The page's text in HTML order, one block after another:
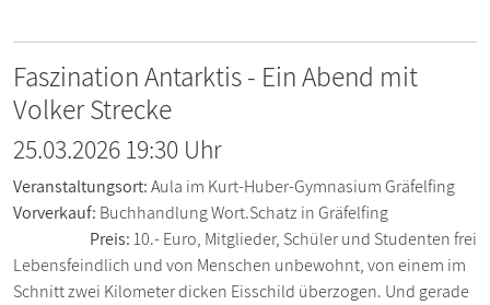
Faszination Antarktis - Ein Abend mit
Volker Strecke
25.03.2026 19:30 Uhr
Veranstaltungsort:Aula im Kurt-Huber-Gymnasium Gräfelfing
Vorverkauf: Buchhandlung Wort.Schatz in Gräfelfing
Preis:10.- Euro, Mitglieder, Schüler und Studenten frei
Lebensfeindlich und von Menschen unbewohnt, von einem im
Schnitt zwei Kilometer dicken Eisschild überzogen. Und gerade